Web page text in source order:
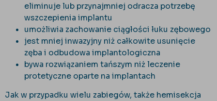
eliminuje lub przynajmniej odracza potrzebę
wszczepienia implantu
umożliwia zachowanie ciągłości łuku zębowego
jest mniej inwazyjny niż całkowite usunięcie
zęba i odbudowa implantologiczna
bywa rozwiązaniem tańszym niż leczenie
protetyczne oparte na implantach
Jak w przypadku wielu zabiegów, także hemisekcja